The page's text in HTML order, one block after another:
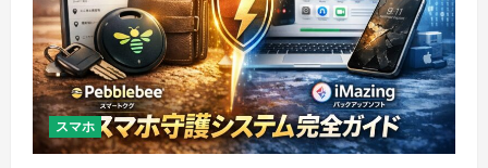
スマホ